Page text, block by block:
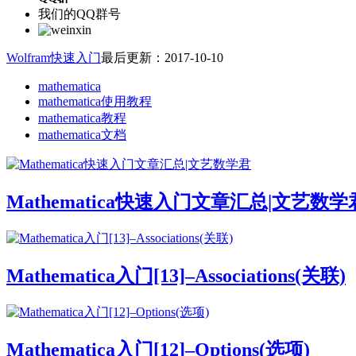
我们的QQ群号
Wolfram快速入门最后更新：2017-10-10
mathematica
mathematica使用教程
mathematica教程
mathematica文档
Mathematica快速入门文章汇总|文艺数学
Mathematica入门[13]–Associations(关联)
Mathematica入门[12]–Options(选项)